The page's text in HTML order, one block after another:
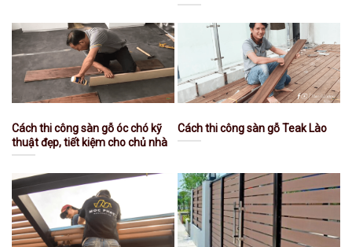
Cách thi công sàn gỗ óc chó kỹ
thuật đẹp, tiết kiệm cho chủ nhà
Cách thi công sàn gỗ Teak Lào